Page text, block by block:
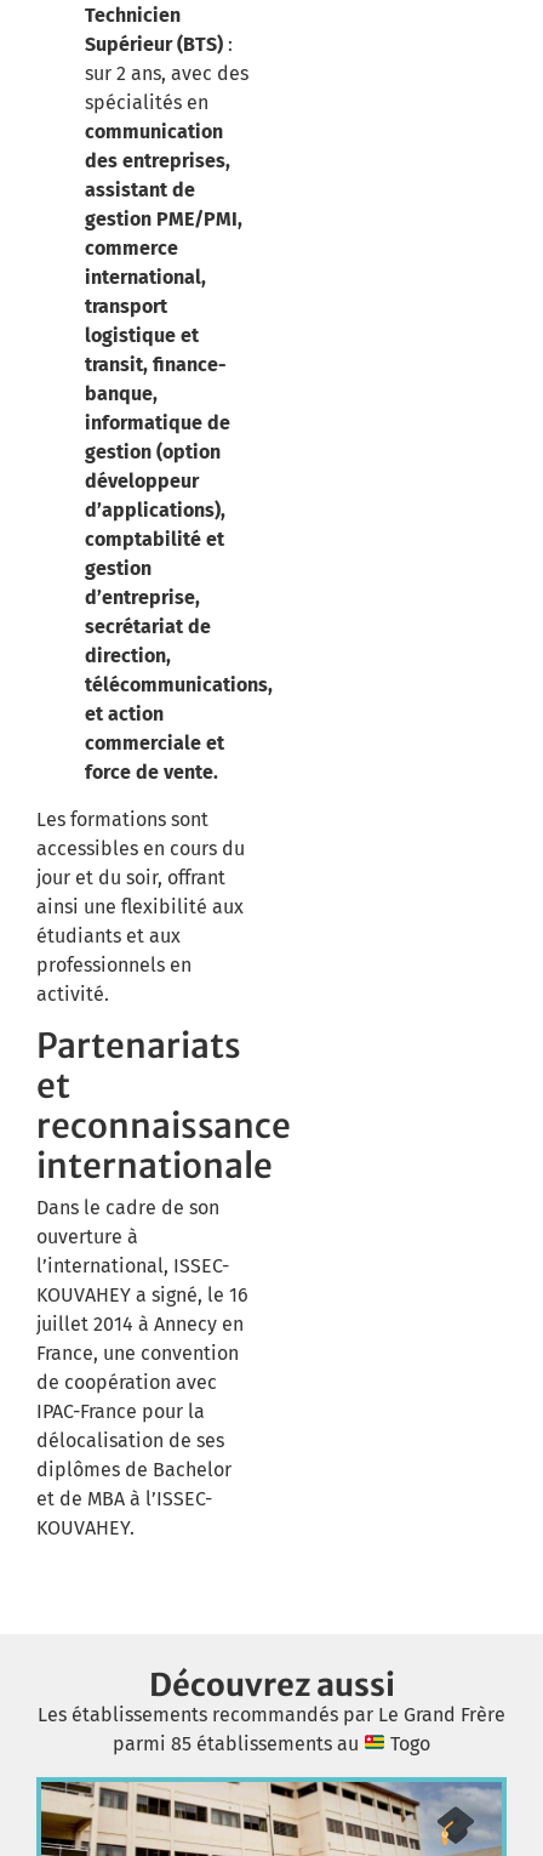
Technicien
Supérieur (BTS) :
sur 2 ans, avec des
spécialités en
communication
des entreprises,
assistant de
gestion PME/PMI,
commerce
international,
transport
logistique et
transit, finance-
banque,
informatique de
gestion (option
développeur
d’applications),
comptabilité et
gestion
d’entreprise,
secrétariat de
direction,
télécommunications,
et action
commerciale et
force de vente.
Les formations sont
accessibles en cours du
jour et du soir, offrant
ainsi une flexibilité aux
étudiants et aux
professionnels en
activité.
Partenariats
et
reconnaissance
internationale
Dans le cadre de son
ouverture à
l’international, ISSEC-
KOUVAHEY a signé, le 16
juillet 2014 à Annecy en
France, une convention
de coopération avec
IPAC-France pour la
délocalisation de ses
diplômes de Bachelor
et de MBA à l’ISSEC-
KOUVAHEY.
Découvrez aussi
Les établissements recommandés par Le Grand Frère
parmi 85 établissements au
Togo